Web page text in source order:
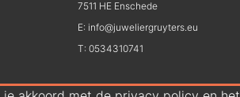
7511 HE Enschede
E: info@juweliergruyters.eu
T: 0534310741